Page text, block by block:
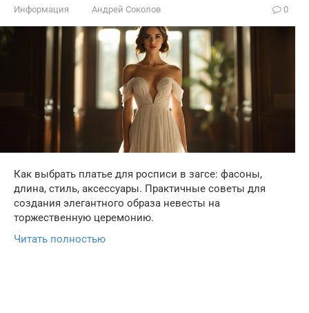
Информация Андрей Соколов 0
Как выбрать платье для росписи в загсе: фасоны,
длина, стиль, аксессуары. Практичные советы для
создания элегантного образа невесты на
торжественную церемонию.
Читать полностью